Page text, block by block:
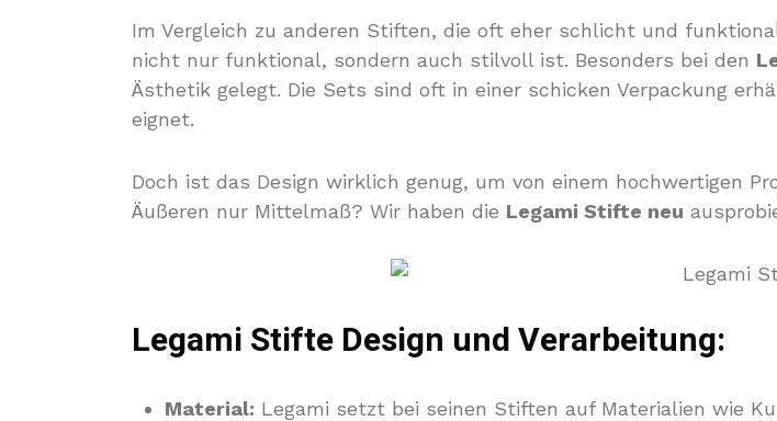
Im Vergleich zu anderen Stiften, die oft eher schlicht und
nicht nur funktional, sondern auch stilvoll ist. Besonders bei den
Ästhetik gelegt. Die Sets sind oft in einer schicken Verpackung
eignet.
Doch ist das Design wirklich genug, um von einem hochwertigen
Äußeren nur Mittelmaß? Wir haben die Legami Stifte neu
Legami Stifte Design und Verarbeitung:
Material: Legami setzt bei seinen Stiften auf Materialien wie